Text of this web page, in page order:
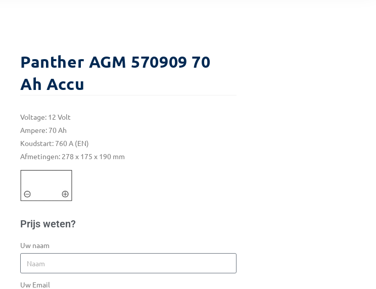
Panther AGM 570909 70
Ah Accu
Voltage: 12 Volt
Ampere: 70 Ah
Koudstart: 760 A (EN)
Afmetingen: 278 x 175 x 190 mm
Prijs weten?
Uw naam
Uw Email